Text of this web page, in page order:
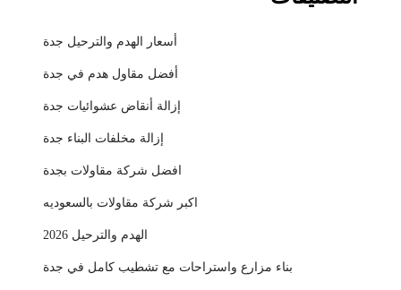
أسعار الهدم والترحيل جدة
أفضل مقاول هدم في جدة
إزالة أنقاض عشوائيات جدة
إزالة مخلفات البناء جدة
افضل شركة مقاولات بجدة
اكبر شركة مقاولات بالسعوديه
الهدم والترحيل 2026
بناء مزارع واستراحات مع تشطيب كامل في جدة